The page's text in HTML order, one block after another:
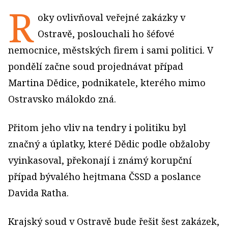
R oky ovlivňoval veřejné zakázky v
Ostravě, poslouchali ho šéfové
nemocnice, městských firem i sami politici. V
pondělí začne soud projednávat případ
Martina Dědice, podnikatele, kterého mimo
Ostravsko málokdo zná.
Přitom jeho vliv na tendry i politiku byl
značný a úplatky, které Dědic podle obžaloby
vyinkasoval, překonají i známý korupční
případ bývalého hejtmana ČSSD a poslance
Davida Ratha.
Krajský soud v Ostravě bude řešit šest zakázek,